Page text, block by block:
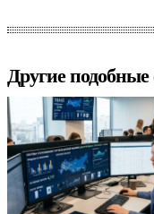
Другие подобные